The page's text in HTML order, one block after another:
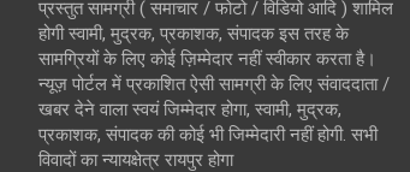
प्रस्तुत सामग्री ( समाचार / फोटो / विडियो आदि ) शामिल
होगी स्वामी, मुद्रक, प्रकाशक, संपादक इस तरह के
सामग्रियों के लिए कोई ज़िम्मेदार नहीं स्वीकार करता है।
न्यूज़ पोर्टल में प्रकाशित ऐसी सामग्री के लिए संवाददाता /
खबर देने वाला स्वयं जिम्मेदार होगा, स्वामी, मुद्रक,
प्रकाशक, संपादक की कोई भी जिम्मेदारी नहीं होगी. सभी
विवादों का न्यायक्षेत्र रायपुर होगा